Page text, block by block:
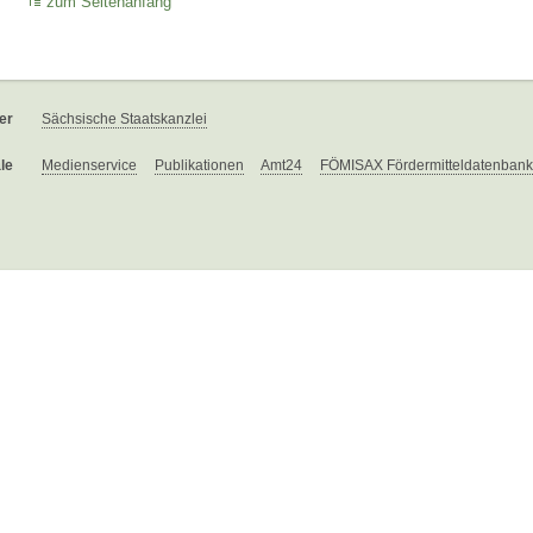
Sächsische Staatskanzlei
Medienservice Publikationen Amt24 FÖMISAX Fördermitteldatenbank